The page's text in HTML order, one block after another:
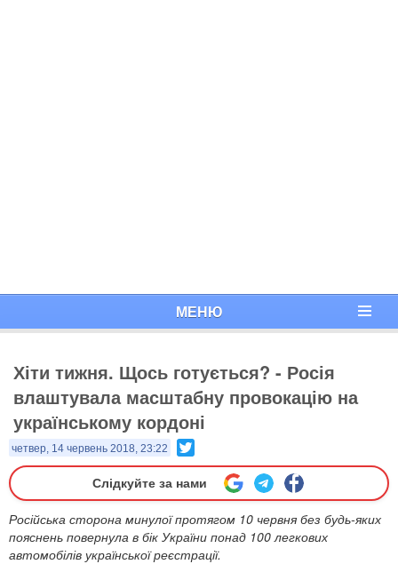
МЕНЮ
Хіти тижня. Щось готується? - Росія
влаштувала масштабну провокацію на
українському кордоні
четвер, 14 червень 2018, 23:22
Слідкуйте за нами
Російська сторона минулої протягом 10 червня без будь-яких
пояснень повернула в бік України понад 100 легкових
автомобілів української реєстрації.